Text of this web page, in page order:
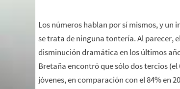
Los números hablan por sí mismos, y un
se trata de ninguna tontería. Al parecer,
disminución dramática en los últimos
Bretaña encontró que sólo dos tercios
jóvenes, en comparación con el 84% en